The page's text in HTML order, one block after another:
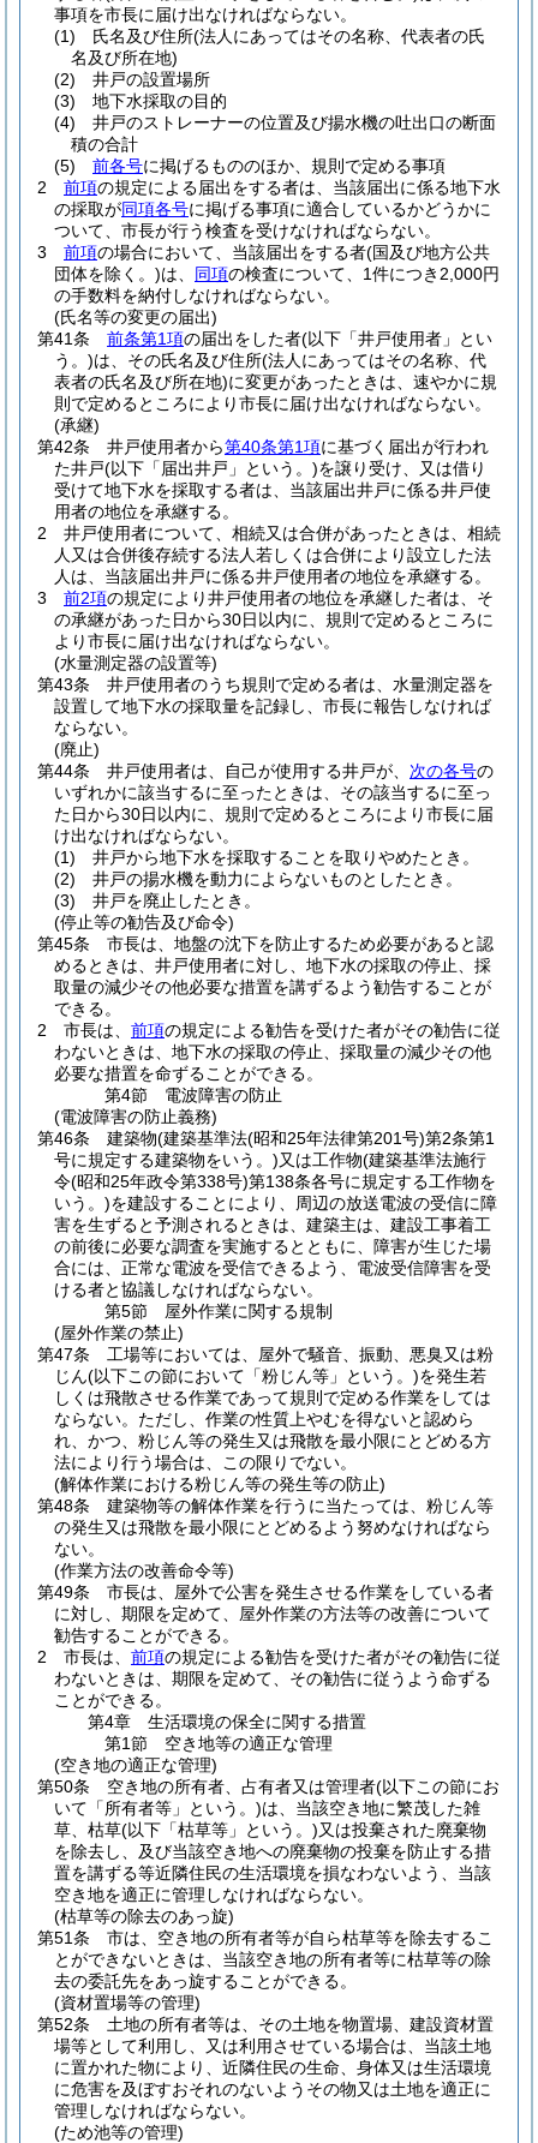
事項を市長に届け出なければならない。
(1)
氏名及び住所(法人にあってはその名称、代表者の氏
名及び所在地)
(2)
井戸の設置場所
(3)
地下水採取の目的
(4)
井戸のストレーナーの位置及び揚水機の吐出口の断面
積の合計
(5)
前各号に掲げるもののほか、規則で定める事項
2
前項の規定による届出をする者は、当該届出に係る地下水
の採取が同項各号に掲げる事項に適合しているかどうかに
ついて、市長が行う検査を受けなければならない。
3
前項の場合において、当該届出をする者(国及び地方公共
団体を除く。)は、 同項の検査について、1件につき2,000円
の手数料を納付しなければならない。
(氏名等の変更の届出)
第41条
前条第1項の届出をした者(以下「井戸使用者」とい
う。)は、その氏名及び住所(法人にあってはその名称、代
表者の氏名及び所在地)に変更があったときは、速やかに規
則で定めるところにより市長に届け出なければならない。
(承継)
第42条
井戸使用者から第40条第1項に基づく届出が行われ
た井戸(以下「届出井戸」という。)を譲り受け、又は借り
受けて地下水を採取する者は、当該届出井戸に係る井戸使
用者の地位を承継する。
2
井戸使用者について、相続又は合併があったときは、相続
人又は合併後存続する法人若しくは合併により設立した法
人は、当該届出井戸に係る井戸使用者の地位を承継する。
3
前2項の規定により井戸使用者の地位を承継した者は、そ
の承継があった日から30日以内に、規則で定めるところに
より市長に届け出なければならない。
(水量測定器の設置等)
第43条
井戸使用者のうち規則で定める者は、水量測定器を
設置して地下水の採取量を記録し、市長に報告しなければ
ならない。
(廃止)
第44条
井戸使用者は、自己が使用する井戸が、 次の各号の
いずれかに該当するに至ったときは、その該当するに至っ
た日から30日以内に、規則で定めるところにより市長に届
け出なければならない。
(1)
井戸から地下水を採取することを取りやめたとき。
(2)
井戸の揚水機を動力によらないものとしたとき。
(3)
井戸を廃止したとき。
(停止等の勧告及び命令)
第45条
市長は、地盤の沈下を防止するため必要があると認
めるときは、井戸使用者に対し、地下水の採取の停止、採
取量の減少その他必要な措置を講ずるよう勧告することが
できる。
2
市長は、 前項の規定による勧告を受けた者がその勧告に従
わないときは、地下水の採取の停止、採取量の減少その他
必要な措置を命ずることができる。
第4節
電波障害の防止
(電波障害の防止義務)
第46条
建築物(建築基準法(昭和25年法律第201号)第2条第1
号に規定する建築物をいう。)又は工作物(建築基準法施行
令(昭和25年政令第338号)第138条各号に規定する工作物を
いう。)を建設することにより、周辺の放送電波の受信に障
害を生ずると予測されるときは、建築主は、建設工事着工
の前後に必要な調査を実施するとともに、障害が生じた場
合には、正常な電波を受信できるよう、電波受信障害を受
ける者と協議しなければならない。
第5節
屋外作業に関する規制
(屋外作業の禁止)
第47条
工場等においては、屋外で騒音、振動、悪臭又は粉
じん(以下この節において「粉じん等」という。)を発生若
しくは飛散させる作業であって規則で定める作業をしては
ならない。 ただし、作業の性質上やむを得ないと認めら
れ、かつ、粉じん等の発生又は飛散を最小限にとどめる方
法により行う場合は、この限りでない。
(解体作業における粉じん等の発生等の防止)
第48条
建築物等の解体作業を行うに当たっては、粉じん等
の発生又は飛散を最小限にとどめるよう努めなければなら
ない。
(作業方法の改善命令等)
第49条
市長は、屋外で公害を発生させる作業をしている者
に対し、期限を定めて、屋外作業の方法等の改善について
勧告することができる。
2
市長は、 前項の規定による勧告を受けた者がその勧告に従
わないときは、期限を定めて、その勧告に従うよう命ずる
ことができる。
第4章
生活環境の保全に関する措置
第1節
空き地等の適正な管理
(空き地の適正な管理)
第50条
空き地の所有者、占有者又は管理者(以下この節にお
いて「所有者等」という。)は、当該空き地に繁茂した雑
草、枯草(以下「枯草等」という。)又は投棄された廃棄物
を除去し、及び当該空き地への廃棄物の投棄を防止する措
置を講ずる等近隣住民の生活環境を損なわないよう、当該
空き地を適正に管理しなければならない。
(枯草等の除去のあっ旋)
第51条
市は、空き地の所有者等が自ら枯草等を除去するこ
とができないときは、当該空き地の所有者等に枯草等の除
去の委託先をあっ旋することができる。
(資材置場等の管理)
第52条
土地の所有者等は、その土地を物置場、建設資材置
場等として利用し、又は利用させている場合は、当該土地
に置かれた物により、近隣住民の生命、身体又は生活環境
に危害を及ぼすおそれのないようその物又は土地を適正に
管理しなければならない。
(ため池等の管理)